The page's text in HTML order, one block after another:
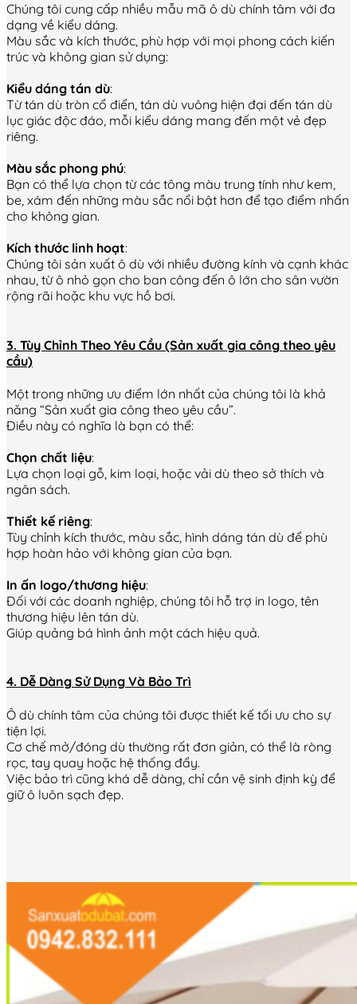
Chúng tôi cung cấp nhiều mẫu mã ô dù chính tâm với đa
dạng về kiểu dáng.
Màu sắc và kích thước, phù hợp với mọi phong cách kiến
trúc và không gian sử dụng:
Kiểu dáng tán dù:
Từ tán dù tròn cổ điển, tán dù vuông hiện đại đến tán dù
lục giác độc đáo, mỗi kiểu dáng mang đến một vẻ đẹp
riêng.
Màu sắc phong phú:
Bạn có thể lựa chọn từ các tông màu trung tính như kem,
be, xám đến những màu sắc nổi bật hơn để tạo điểm nhấn
cho không gian.
Kích thước linh hoạt:
Chúng tôi sản xuất ô dù với nhiều đường kính và cạnh khác
nhau, từ ô nhỏ gọn cho ban công đến ô lớn cho sân vườn
rộng rãi hoặc khu vực hồ bơi.
3. Tùy Chỉnh Theo Yêu Cầu (Sản xuất gia công theo yêu
cầu)
Một trong những ưu điểm lớn nhất của chúng tôi là khả
năng “Sản xuất gia công theo yêu cầu”.
Điều này có nghĩa là bạn có thể:
Chọn chất liệu:
Lựa chọn loại gỗ, kim loại, hoặc vải dù theo sở thích và
ngân sách.
Thiết kế riêng:
Tùy chỉnh kích thước, màu sắc, hình dáng tán dù để phù
hợp hoàn hảo với không gian của bạn.
In ấn logo/thương hiệu:
Đối với các doanh nghiệp, chúng tôi hỗ trợ in logo, tên
thương hiệu lên tán dù.
Giúp quảng bá hình ảnh một cách hiệu quả.
4. Dễ Dàng Sử Dụng Và Bảo Trì
Ô dù chính tâm của chúng tôi được thiết kế tối ưu cho sự
tiện lợi.
Cơ chế mở/đóng dù thường rất đơn giản, có thể là ròng
rọc, tay quay hoặc hệ thống đẩy.
Việc bảo trì cũng khá dễ dàng, chỉ cần vệ sinh định kỳ để
giữ ô luôn sạch đẹp.